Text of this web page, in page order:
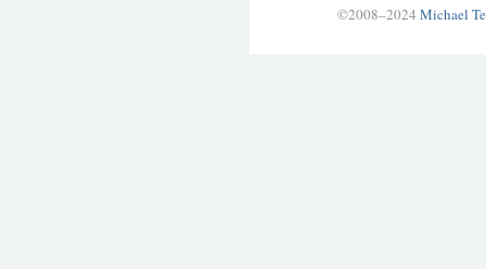
©2008–2024 Michael